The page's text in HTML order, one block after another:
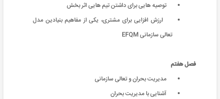
توصیه هایی برای داشتن تیم هایی اثر بخش
ارزش افزایی برای مشتری، یکی از مفاهیم بنیادین مدل
تعالی سازمانی EFQM
فصل هفتم
مديريت بحران و تعالی سازمانی
آشنایی با مديريت بحران